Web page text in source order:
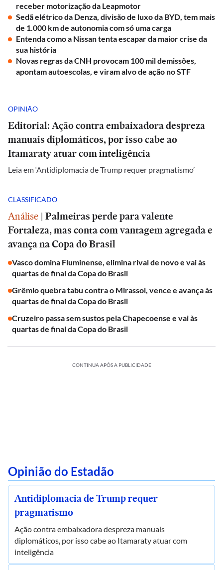
receber motorização da Leapmotor
Sedã elétrico da Denza, divisão de luxo da BYD, tem mais
de 1.000 km de autonomia com só uma carga
Entenda como a Nissan tenta escapar da maior crise da
sua história
Novas regras da CNH provocam 100 mil demissões,
apontam autoescolas, e viram alvo de ação no STF
OPINIÃO
Editorial: Ação contra embaixadora despreza
manuais diplomáticos, por isso cabe ao
Itamaraty atuar com inteligência
Leia em ‘Antidiplomacia de Trump requer pragmatismo’
CLASSIFICADO
Análise | Palmeiras perde para valente
Fortaleza, mas conta com vantagem agregada e
avança na Copa do Brasil
Vasco domina Fluminense, elimina rival de novo e vai às
quartas de final da Copa do Brasil
Grêmio quebra tabu contra o Mirassol, vence e avança às
quartas de final da Copa do Brasil
Cruzeiro passa sem sustos pela Chapecoense e vai às
quartas de final da Copa do Brasil
CONTINUA APÓS A PUBLICIDADE
Opinião do Estadão
Antidiplomacia de Trump requer
pragmatismo
Ação contra embaixadora despreza manuais
diplomáticos, por isso cabe ao Itamaraty atuar com
inteligência